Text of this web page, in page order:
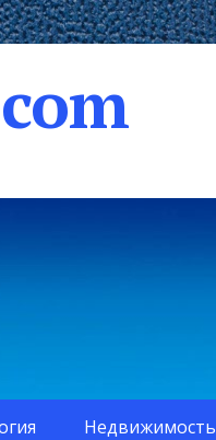
Недвижимость